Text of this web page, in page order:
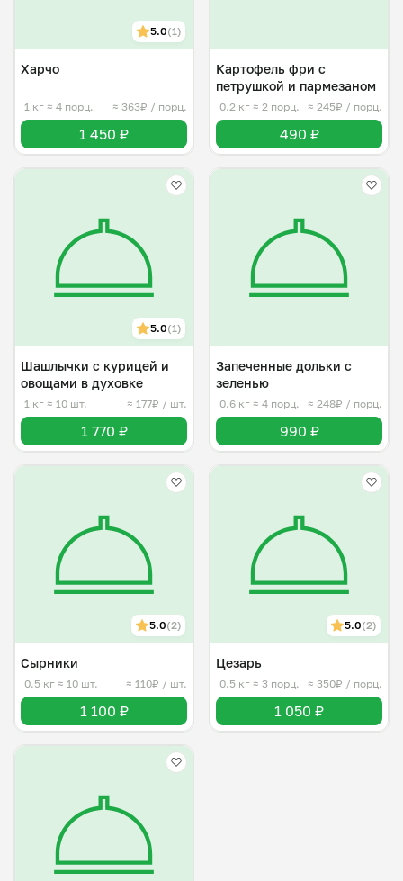
5.0(1)
Харчо
1 кг ≈ 4 порц. ≈ 363₽ / порц.
1 450 ₽
Картофель фри с
петрушкой и пармезаном
0.2 кг ≈ 2 порц. ≈ 245₽ / порц.
490 ₽
5.0(1)
Шашлычки с курицей и
овощами в духовке
1 кг ≈ 10 шт. ≈ 177₽ / шт.
1 770 ₽
Запеченные дольки с
зеленью
0.6 кг ≈ 4 порц. ≈ 248₽ / порц.
990 ₽
5.0(2)
Сырники
0.5 кг ≈ 10 шт. ≈ 110₽ / шт.
1 100 ₽
5.0(2)
Цезарь
0.5 кг ≈ 3 порц. ≈ 350₽ / порц.
1 050 ₽